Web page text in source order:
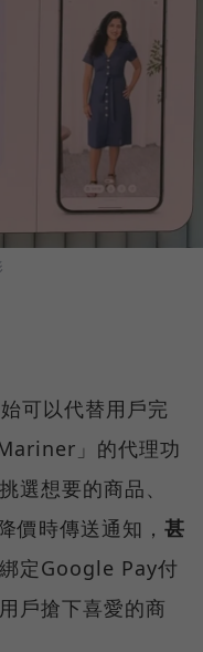
可以代替用戶完
」的代理功
選想要的商品、
價時傳送通知， 甚
綁定Google Pay付
戶搶下喜愛的商